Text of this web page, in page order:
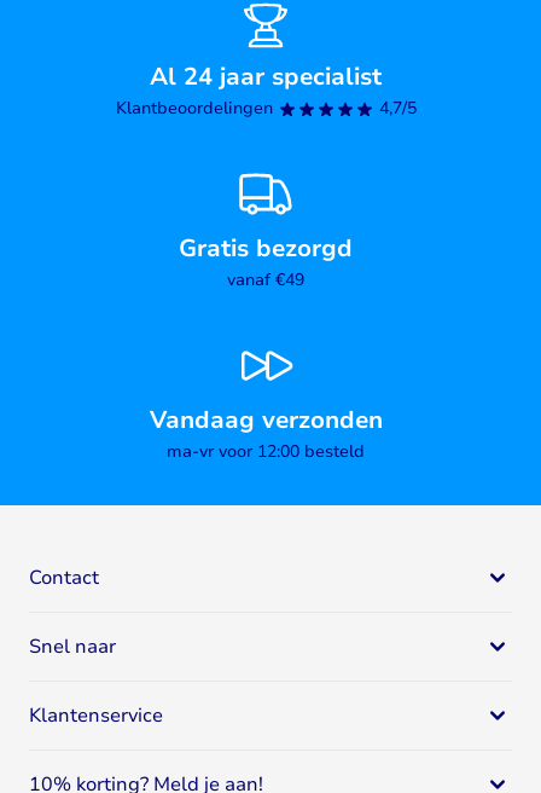
Al 24 jaar specialist
Klantbeoordelingen 4,7/5
Gratis bezorgd
vanaf €49
Vandaag verzonden
ma-vr voor 12:00 besteld
Contact
Mail: klantenservice@bodystore.nl
Specialist in gezondheid en fitness
Snel naar
Eiwitshakes
Sportvoeding
Klantenservice
10% korting? Meld je aan!